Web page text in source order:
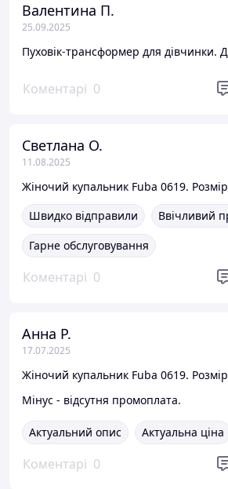
Валентина П.
25.09.2025
Коментарі 0
Светлана О.
11.08.2025
Швидко відправили
Ввічливий
Гарне обслуговування
Коментарі 0
Анна Р.
17.07.2025
Мінус - відсутня промоплата.
Актуальний опис Актуальна ціна
Коментарі 0